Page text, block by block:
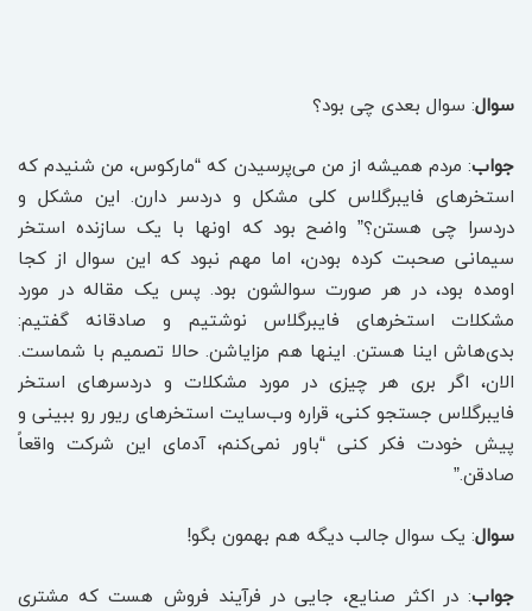
سوال: سوال بعدی چی بود؟
جواب: مردم همیشه از من می‌پرسیدن که “مارکوس، من شنیدم که
استخرهای فایبرگلاس کلی مشکل و دردسر دارن. این مشکل و
دردسرا چی هستن؟” واضح بود که اونها با یک سازنده استخر
سیمانی صحبت کرده بودن، اما مهم نبود که این سوال از کجا
اومده بود، در هر صورت سوالشون بود. پس یک مقاله در مورد
مشکلات استخرهای فایبرگلاس نوشتیم و صادقانه گفتیم:
بدی‌هاش اینا هستن. اینها هم مزایاشن. حالا تصمیم با شماست.
الان، اگر بری هر چیزی در مورد مشکلات و دردسرهای استخر
فایبرگلاس جستجو کنی، قراره وب‌سایت استخرهای ریور رو ببینی و
پیش خودت فکر کنی “باور نمی‌کنم، آدمای این شرکت واقعاً
صادقن.”
سوال: یک سوال جالب دیگه هم بهمون بگو!
جواب: در اکثر صنایع، جایی در فرآیند فروش هست که مشتری